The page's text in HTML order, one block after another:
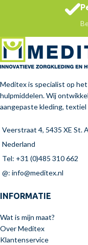
Meditex is specialist op
hulpmiddelen. Wij
aangepaste kleding,
Veerstraat 4, 5435 XE St.
Nederland
Tel: +31 (0)485 310 662
@: info@meditex.nl
INFORMATIE
Wat is mijn maat?
Over Meditex
Klantenservice